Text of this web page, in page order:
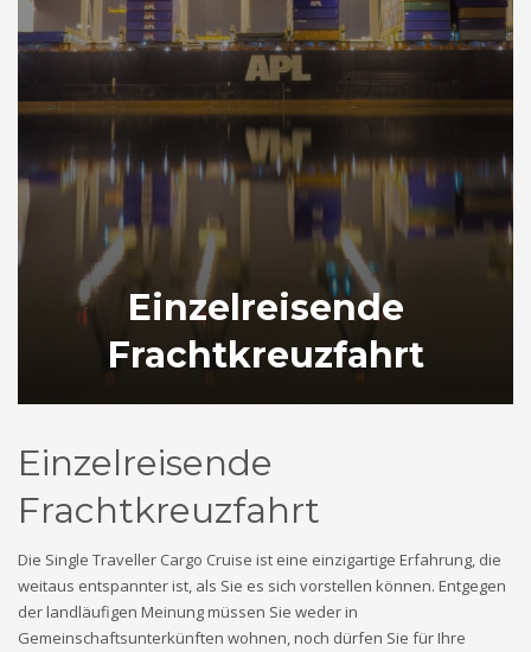
Einzelreisende
Frachtkreuzfahrt
Einzelreisende
Frachtkreuzfahrt
Die Single Traveller Cargo Cruise ist eine einzigartige Erfahrung, die
weitaus entspannter ist, als Sie es sich vorstellen können. Entgegen
der landläufigen Meinung müssen Sie weder in
Gemeinschaftsunterkünften wohnen, noch dürfen Sie für Ihre